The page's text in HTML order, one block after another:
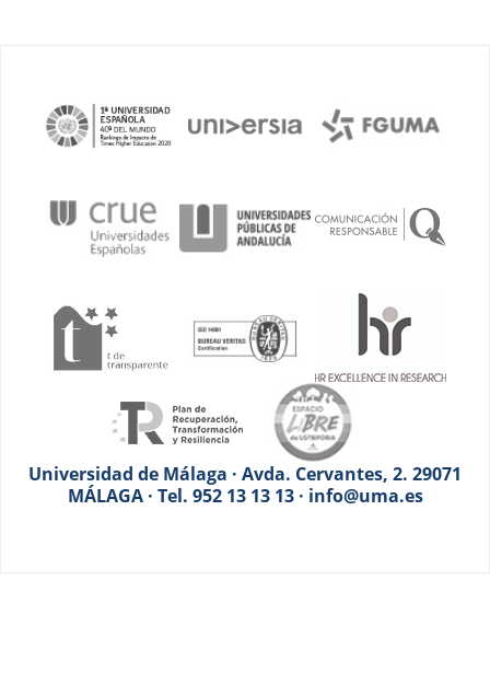
Universidad de Málaga · Avda. Cervantes, 2. 29071
MÁLAGA · Tel. 952 13 13 13 · info@uma.es